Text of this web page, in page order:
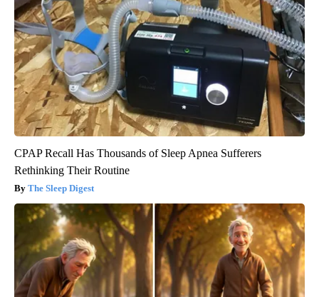
CPAP Recall Has Thousands of Sleep Apnea Sufferers
Rethinking Their Routine
The Sleep Digest